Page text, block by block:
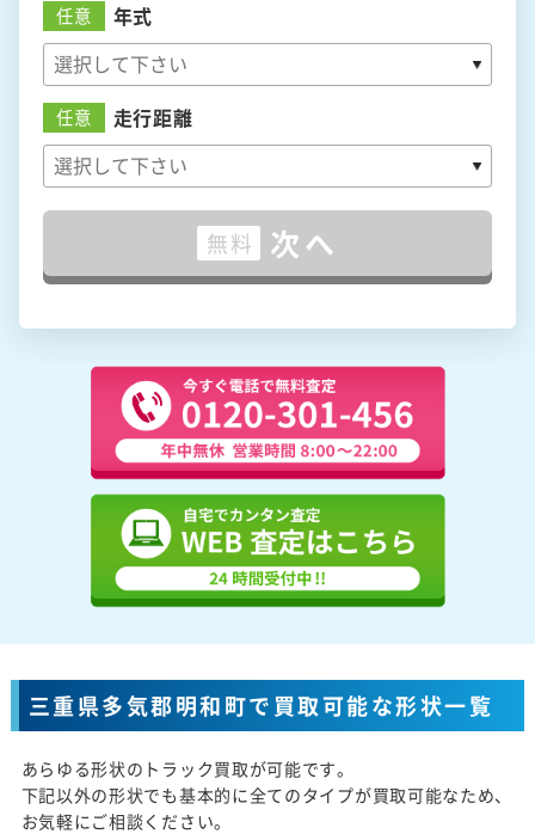
任意 年式
任意 走行距離
無料 次へ
三重県多気郡明和町で買取可能な形状一覧
あらゆる形状のトラック買取が可能です。
下記以外の形状でも基本的に全てのタイプが買取可能なため、
お気軽にご相談ください。